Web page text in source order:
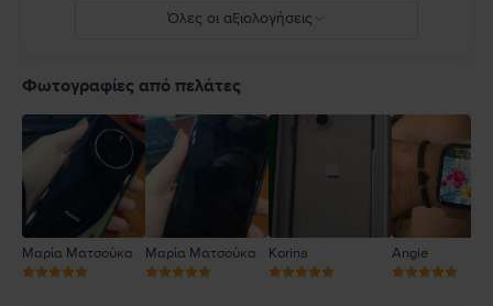
Όλες οι αξιολογήσεις
4
Φωτογραφίες από πελάτες
Μαρία Ματσούκα Μαρία Ματσούκα Korina Angie